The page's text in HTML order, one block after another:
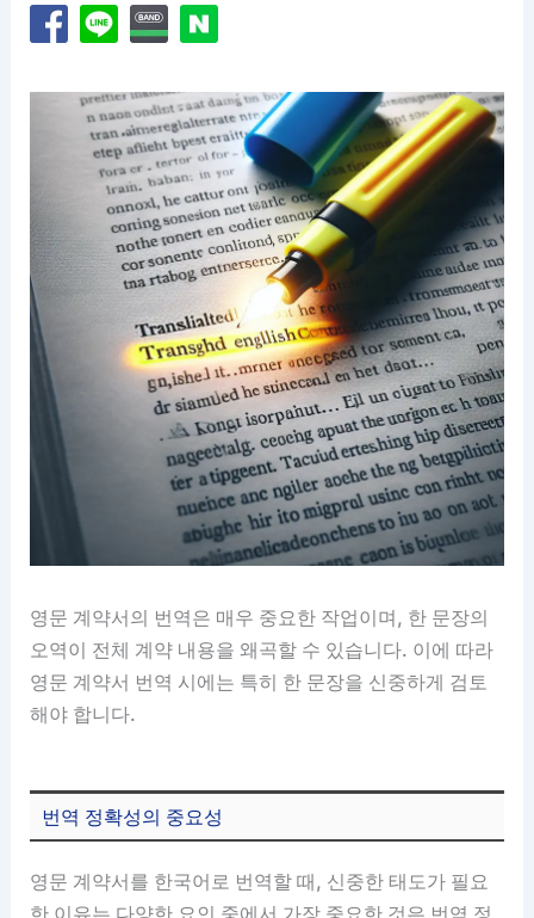
영문 계약서의 번역은 매우 중요한 작업이며, 한 문장의
오역이 전체 계약 내용을 왜곡할 수 있습니다. 이에 따라
영문 계약서 번역 시에는 특히 한 문장을 신중하게 검토
해야 합니다.
번역 정확성의 중요성
영문 계약서를 한국어로 번역할 때, 신중한 태도가 필요